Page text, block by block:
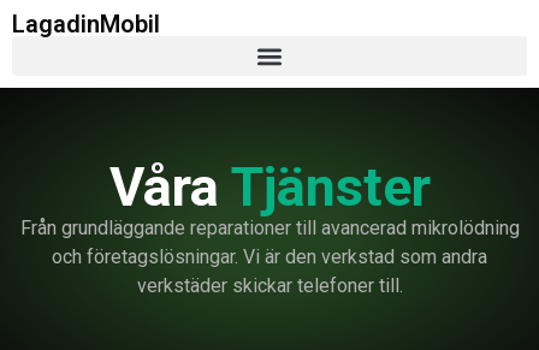
LagadinMobil
Våra Tjänster
Från grundläggande reparationer till avancerad mikrolödning
och företagslösningar. Vi är den verkstad som andra
verkstäder skickar telefoner till.